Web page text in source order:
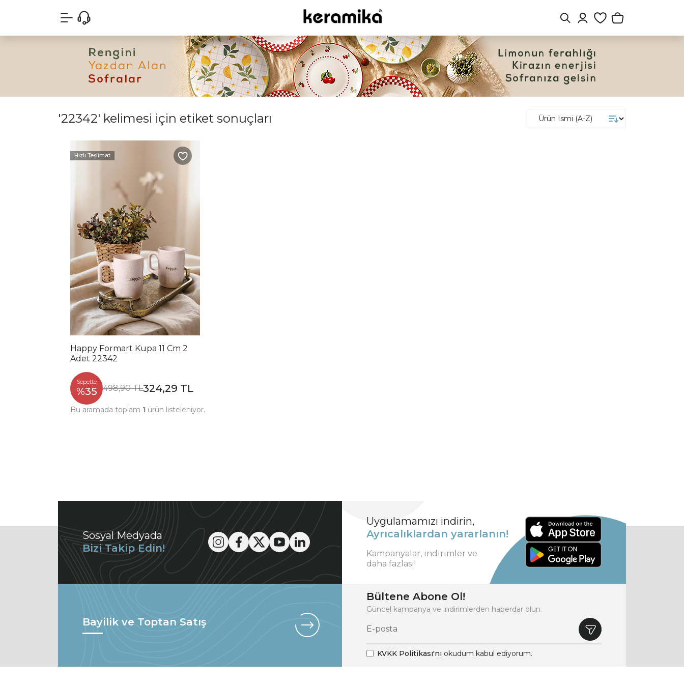
'22342' kelimesi için etiket sonuçları
Hızlı Teslimat
Happy Formart Kupa 11 Cm 2
Adet 22342
Sepette
%35 498,90 TL324,29 TL
Bu aramada toplam 1 ürün listeleniyor.
Sosyal Medyada
Bizi Takip Edin!
Uygulamamızı indirin,
Ayrıcalıklardan yararlanın!
Kampanyalar, indirimler ve
daha fazlası!
Bayilik ve Toptan Satış
Bültene Abone Ol!
Güncel kampanya ve indirimlerden haberdar olun.
KVKK Politikası'nı okudum kabul ediyorum.